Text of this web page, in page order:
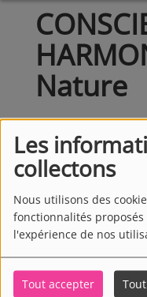
Les
collectons
Nous utilisons des
fonctionnalités
l'expérience de nos
Tout accepter
Nature